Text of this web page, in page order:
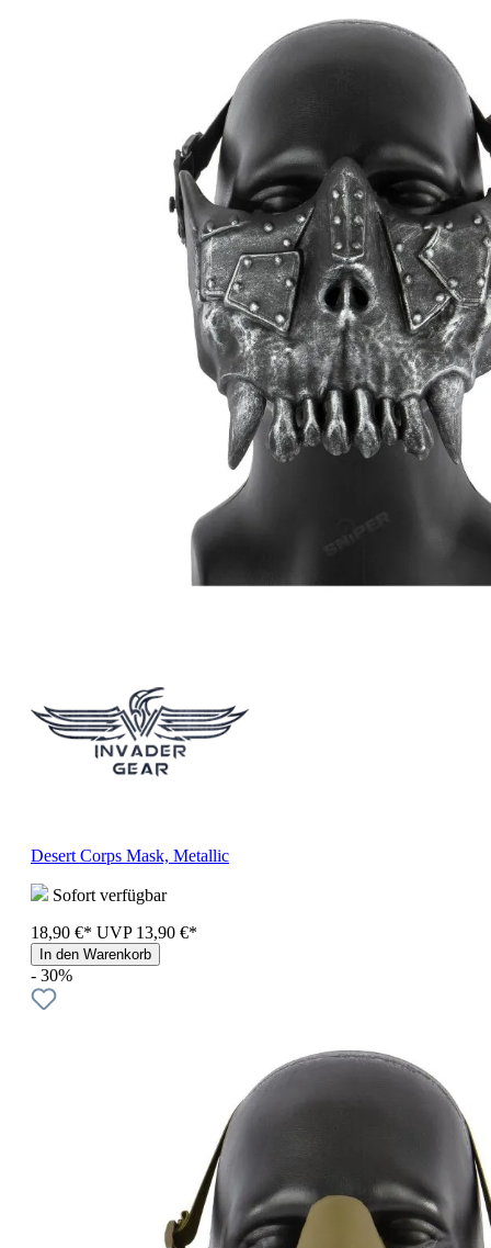
Desert Corps Mask, Metallic
Sofort verfügbar
18,90 €* UVP 13,90 €*
In den Warenkorb
- 30%